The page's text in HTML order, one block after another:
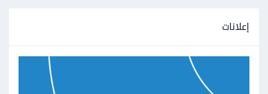
إعلانات